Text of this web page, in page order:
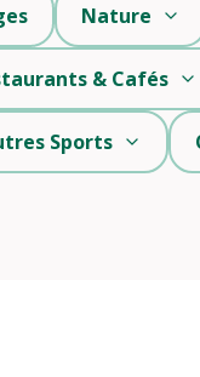
Nature
& Cafés
Sports